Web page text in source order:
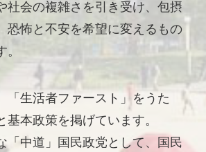
社会の複雑さを引き受け、包摂
恐怖と不安を希望に変えるもの
「生活者ファースト」をうた
基本政策を掲げています。
「中道」国民政党として、国民